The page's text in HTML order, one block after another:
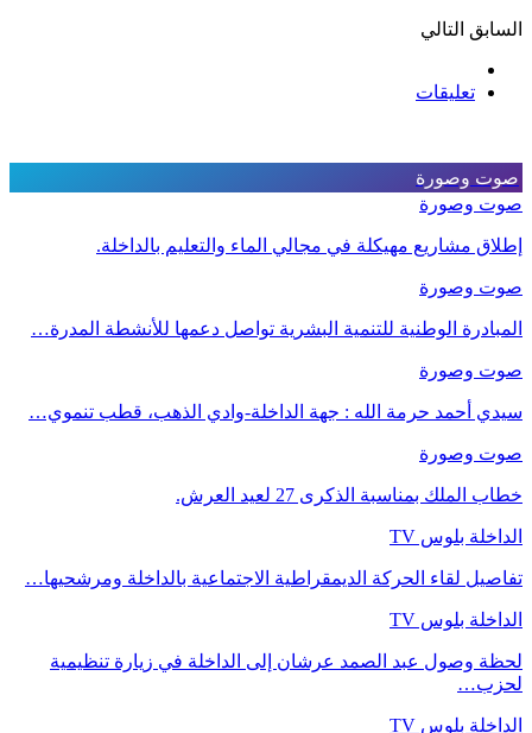
السابق التالي
تعليقات
صوت وصورة
صوت وصورة
إطلاق مشاريع مهيكلة في مجالي الماء والتعليم بالداخلة.
صوت وصورة
المبادرة الوطنية للتنمية البشرية تواصل دعمها للأنشطة المدرة…
صوت وصورة
سيدي أحمد حرمة الله : جهة الداخلة-وادي الذهب، قطب تنموي…
صوت وصورة
خطاب الملك بمناسبة الذكرى 27 لعيد العرش.
الداخلة بلوس TV
تفاصيل لقاء الحركة الديمقراطية الاجتماعية بالداخلة ومرشحيها…
الداخلة بلوس TV
لحظة وصول عبد الصمد عرشان إلى الداخلة في زيارة تنظيمية
لحزب…
الداخلة بلوس TV